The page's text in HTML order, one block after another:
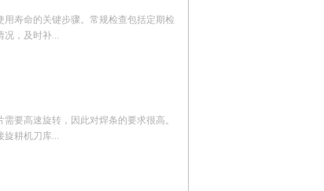
寿命的关键步骤。常规检查包括定期检
况，及时补...
要高速旋转，因此对焊条的要求很高。
旋耕机刀库...